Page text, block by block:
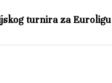
turnira za Euroligu